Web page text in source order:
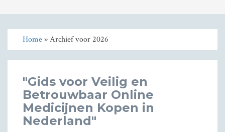
Home» Archief voor 2026
"Gids voor Veilig en
Betrouwbaar Online
Medicijnen Kopen in
Nederland"